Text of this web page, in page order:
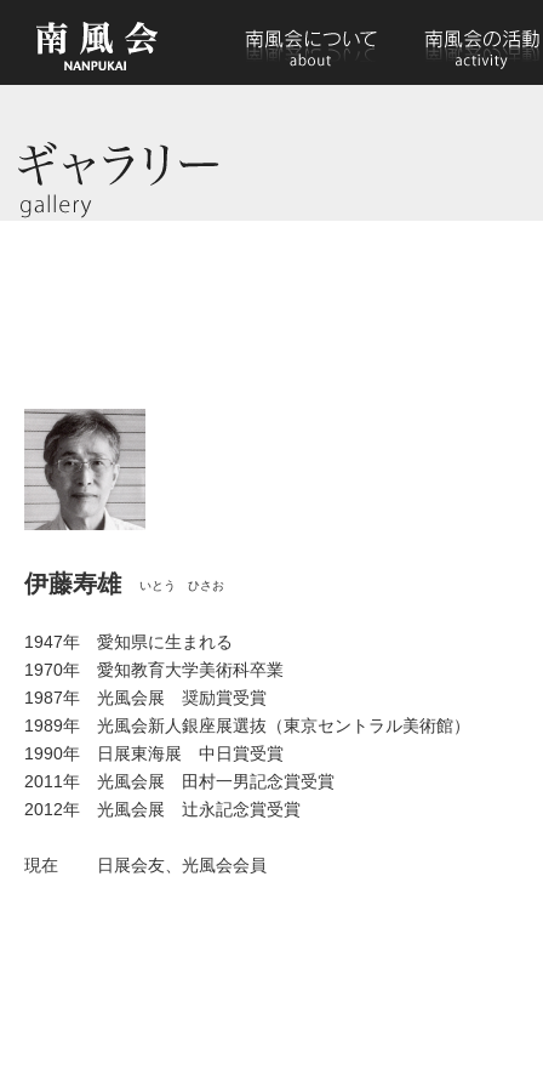
伊藤寿雄 いとう ひさお
1947年 愛知県に生まれる
1970年 愛知教育大学美術科卒業
1987年 光風会展 奨励賞受賞
1989年 光風会新人銀座展選抜（東京セントラル美術館）
1990年 日展東海展 中日賞受賞
2011年 光風会展 田村一男記念賞受賞
2012年 光風会展 辻永記念賞受賞
現在 日展会友、光風会会員